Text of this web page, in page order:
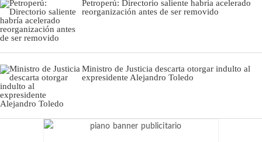
Petroperú: Directorio saliente habría acelerado
reorganización antes de ser removido
Ministro de Justicia descarta otorgar indulto al
expresidente Alejandro Toledo